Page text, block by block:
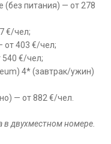
(без питания) — от 278
€/чел;
от 403 €/чел;
540 €/чел;
4* (завтрак/ужин)
— от 882 €/чел.
в двухместном номере.